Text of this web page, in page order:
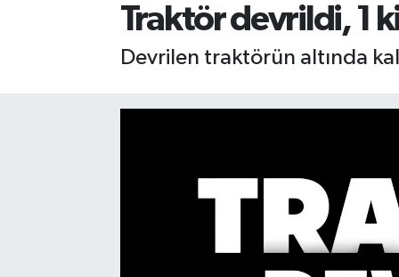
Traktör devrildi, 1
Devrilen traktörün altında